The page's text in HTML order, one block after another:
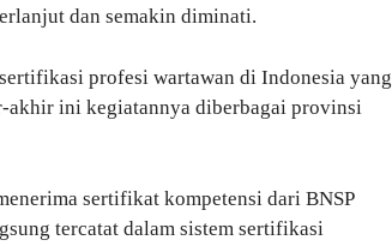
dan semakin diminati.
profesi wartawan di Indonesia yang
akhir ini kegiatannya diberbagai provinsi
sertifikat kompetensi dari BNSP
tercatat dalam sistem sertifikasi